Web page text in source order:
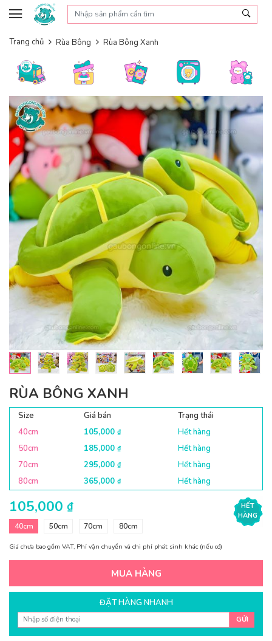
Skip to content
Trang chủ Rùa Bông Rùa Bông Xanh
RÙA BÔNG XANH
Size Giá bán
Trạng thái
40cm
105,000₫
Hết hàng
50cm
185,000₫
Hết hàng
70cm
295,000₫
Hết hàng
80cm
365,000₫ Hết hàng
HẾT
HÀNG
105,000 ₫
40cm 50cm 70cm 80cm
Giá chưa bao gồm VAT, Phí vận chuyển và chi phí phát sinh khác (nếu có)
MUA HÀNG
ĐẶT HÀNG NHANH
GỬI